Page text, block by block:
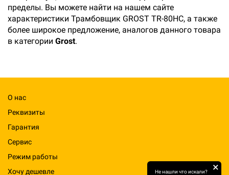
пределы. Вы можете найти на нашем сайте
характеристики Трамбовщик GROST TR-80HC, а также
более широкое предложение, аналогов данного товара
в категории Grost.
О нас
Реквизиты
Гарантия
Сервис
Режим работы
Хочу дешевле
Не нашли что искали?
×